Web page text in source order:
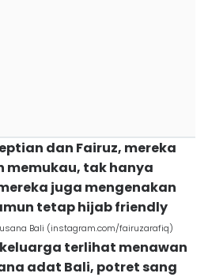
dan Fairuz, mereka
memukau, tak hanya
juga mengenakan
tetap hijab friendly
Bali (instagram.com/fairuzarafiq)
terlihat menawan
adat Bali, potret sang